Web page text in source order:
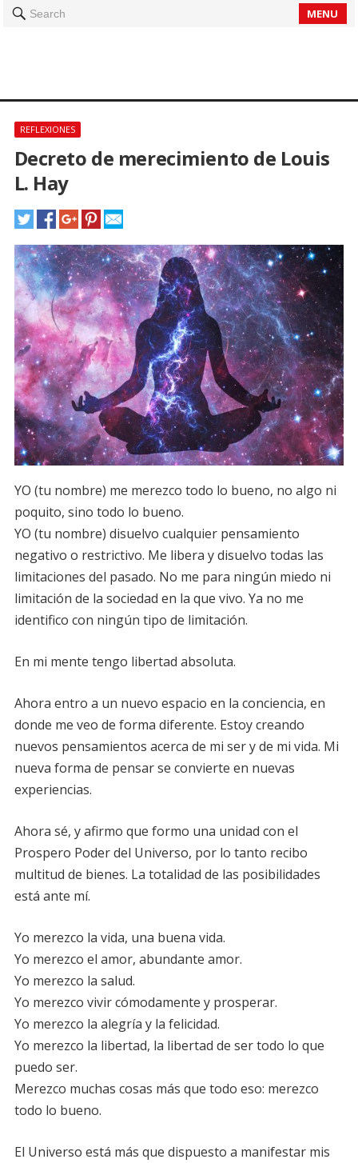
Search MENU
REFLEXIONES
Decreto de merecimiento de Louis
L. Hay
YO (tu nombre) me merezco todo lo bueno, no algo ni
poquito, sino todo lo bueno.
YO (tu nombre) disuelvo cualquier pensamiento
negativo o restrictivo. Me libera y disuelvo todas las
limitaciones del pasado. No me para ningún miedo ni
limitación de la sociedad en la que vivo. Ya no me
identifico con ningún tipo de limitación.
En mi mente tengo libertad absoluta.
Ahora entro a un nuevo espacio en la conciencia, en
donde me veo de forma diferente. Estoy creando
nuevos pensamientos acerca de mi ser y de mi vida. Mi
nueva forma de pensar se convierte en nuevas
experiencias.
Ahora sé, y afirmo que formo una unidad con el
Prospero Poder del Universo, por lo tanto recibo
multitud de bienes. La totalidad de las posibilidades
está ante mí.
Yo merezco la vida, una buena vida.
Yo merezco el amor, abundante amor.
Yo merezco la salud.
Yo merezco vivir cómodamente y prosperar.
Yo merezco la alegría y la felicidad.
Yo merezco la libertad, la libertad de ser todo lo que
puedo ser.
Merezco muchas cosas más que todo eso: merezco
todo lo bueno.
El Universo está más que dispuesto a manifestar mis